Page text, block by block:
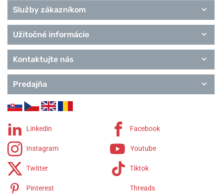
Služby zákazníkom
Užitočné informácie
Kontaktujte nás
Predajňa
Linkedin Facebook
Instagram Youtube
Twitter Tiktok
Pinterest Threads